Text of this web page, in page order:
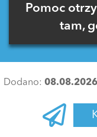
Pomoc
tam,
Dodano: 08.08.2026